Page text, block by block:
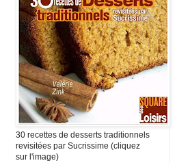
30 recettes de desserts traditionnels
revisitées par Sucrissime (cliquez
sur l'image)